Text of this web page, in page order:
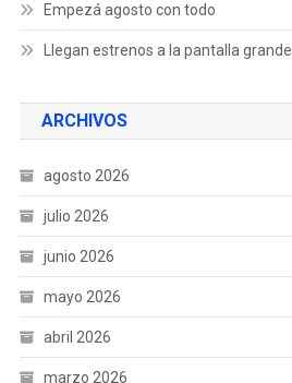
Empezá agosto con todo
Llegan estrenos a la pantalla grande
ARCHIVOS
agosto 2026
julio 2026
junio 2026
mayo 2026
abril 2026
marzo 2026